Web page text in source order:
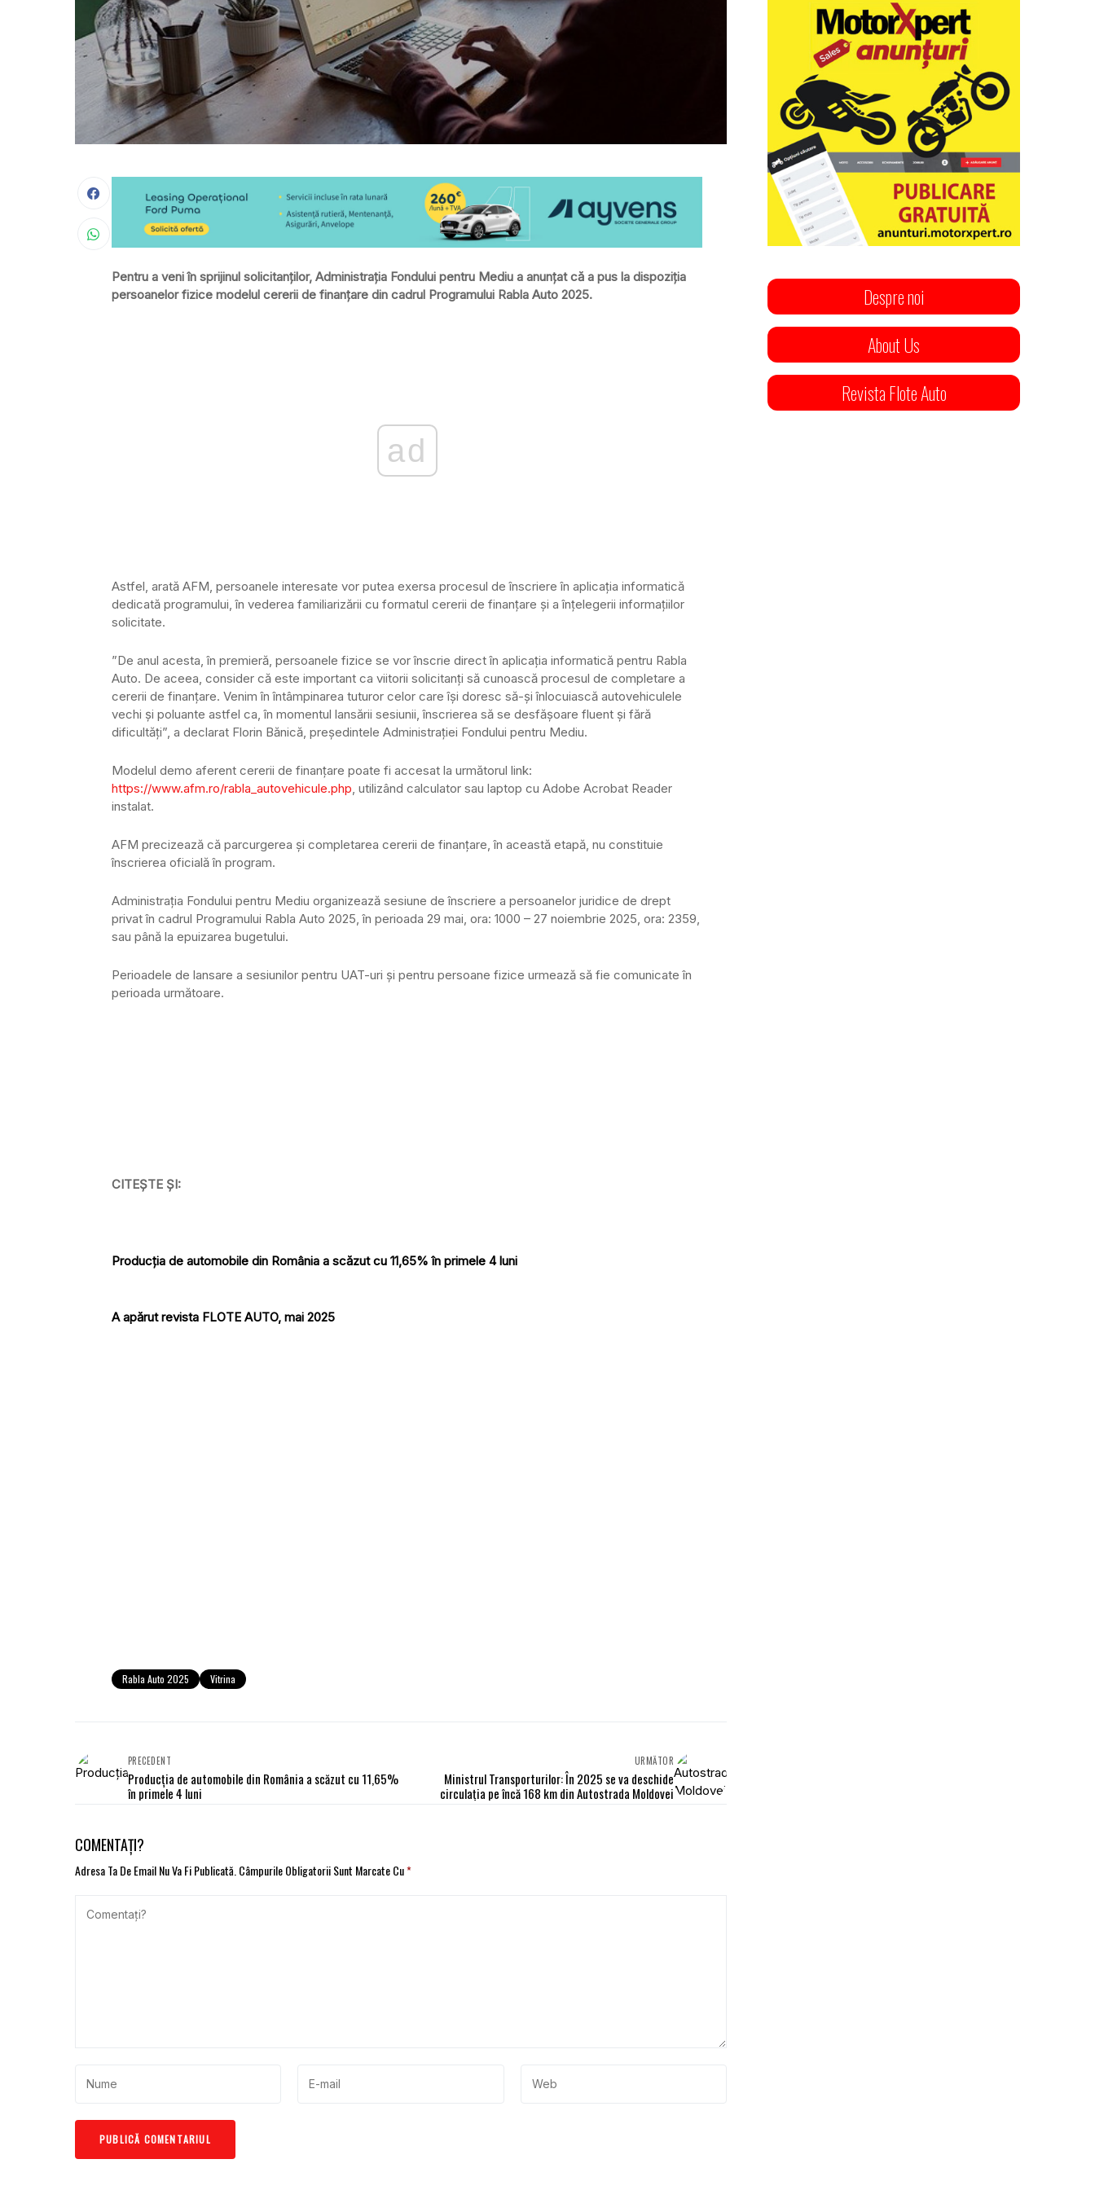
Pentru a veni în sprijinul solicitanților, Administrația Fondului pentru Mediu a anunțat că a pus la dispoziția
persoanelor fizice modelul cererii de finanțare din cadrul Programului Rabla Auto 2025.
ad
Astfel, arată AFM, persoanele interesate vor putea exersa procesul de înscriere în aplicația informatică
dedicată programului, în vederea familiarizării cu formatul cererii de finanțare și a înțelegerii informațiilor
solicitate.
”De anul acesta, în premieră, persoanele fizice se vor înscrie direct în aplicația informatică pentru Rabla
Auto. De aceea, consider că este important ca viitorii solicitanți să cunoască procesul de completare a
cererii de finanțare. Venim în întâmpinarea tuturor celor care își doresc să-și înlocuiască autovehiculele
vechi și poluante astfel ca, în momentul lansării sesiunii, înscrierea să se desfășoare fluent și fără
dificultăți”, a declarat Florin Bănică, președintele Administrației Fondului pentru Mediu.
Modelul demo aferent cererii de finanțare poate fi accesat la următorul link:
https://www.afm.ro/rabla_autovehicule.php, utilizând calculator sau laptop cu Adobe Acrobat Reader
instalat.
AFM precizează că parcurgerea și completarea cererii de finanțare, în această etapă, nu constituie
înscrierea oficială în program.
Administrația Fondului pentru Mediu organizează sesiune de înscriere a persoanelor juridice de drept
privat în cadrul Programului Rabla Auto 2025, în perioada 29 mai, ora: 1000 – 27 noiembrie 2025, ora: 2359,
sau până la epuizarea bugetului.
Perioadele de lansare a sesiunilor pentru UAT-uri și pentru persoane fizice urmează să fie comunicate în
perioada următoare.
CITEȘTE ȘI:
Producția de automobile din România a scăzut cu 11,65% în primele 4 luni
A apărut revista FLOTE AUTO, mai 2025
Rabla Auto 2025 Vitrina
PRECEDENT
Producția de automobile din România a scăzut cu 11,65%
în primele 4 luni
URMĂTOR
Ministrul Transporturilor: În 2025 se va deschide
circulația pe încă 168 km din Autostrada Moldovei
COMENTAȚI?
Adresa Ta De Email Nu Va Fi Publicată. Câmpurile Obligatorii Sunt Marcate Cu*
Despre noi
About Us
Revista Flote Auto